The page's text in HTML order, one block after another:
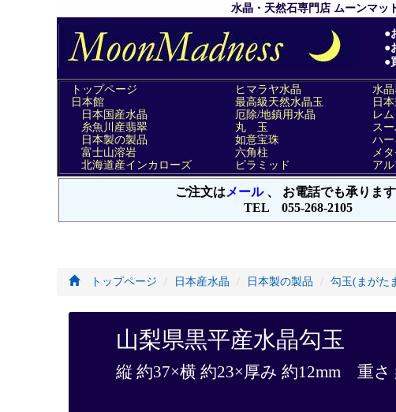
トップページ 日本産水晶 日本製の製品 勾玉(まがた
山梨県黒平産水晶勾玉
縦 約37×横 約23×厚み 約12mm 重さ